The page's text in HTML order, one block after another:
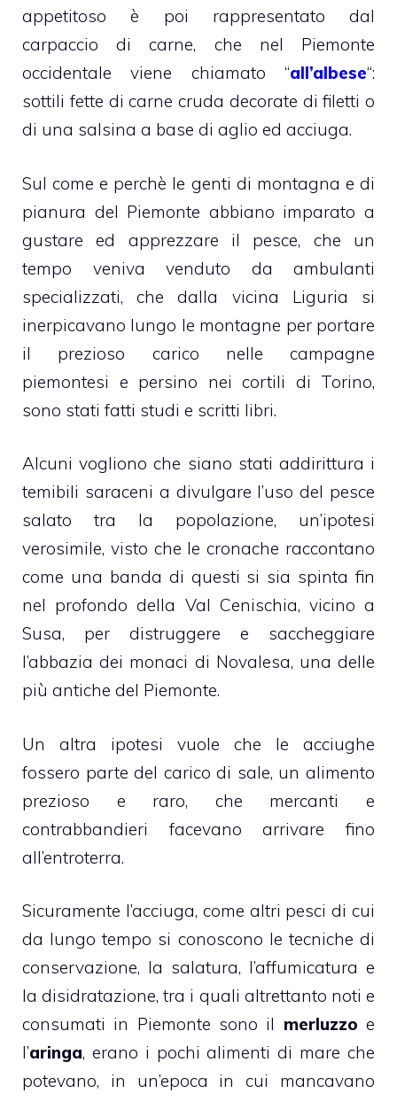
appetitoso è poi rappresentato dal
carpaccio di carne, che nel Piemonte
occidentale viene chiamato “all’albese“:
sottili fette di carne cruda decorate di filetti o
di una salsina a base di aglio ed acciuga.
Sul come e perchè le genti di montagna e di
pianura del Piemonte abbiano imparato a
gustare ed apprezzare il pesce, che un
tempo veniva venduto da ambulanti
specializzati, che dalla vicina Liguria si
inerpicavano lungo le montagne per portare
il prezioso carico nelle campagne
piemontesi e persino nei cortili di Torino,
sono stati fatti studi e scritti libri.
Alcuni vogliono che siano stati addirittura i
temibili saraceni a divulgare l’uso del pesce
salato tra la popolazione, un’ipotesi
verosimile, visto che le cronache raccontano
come una banda di questi si sia spinta fin
nel profondo della Val Cenischia, vicino a
Susa, per distruggere e saccheggiare
l’abbazia dei monaci di Novalesa, una delle
più antiche del Piemonte.
Un altra ipotesi vuole che le acciughe
fossero parte del carico di sale, un alimento
prezioso e raro, che mercanti e
contrabbandieri facevano arrivare fino
all’entroterra.
Sicuramente l’acciuga, come altri pesci di cui
da lungo tempo si conoscono le tecniche di
conservazione, la salatura, l’affumicatura e
la disidratazione, tra i quali altrettanto noti e
consumati in Piemonte sono il merluzzo e
l’aringa, erano i pochi alimenti di mare che
potevano, in un’epoca in cui mancavano